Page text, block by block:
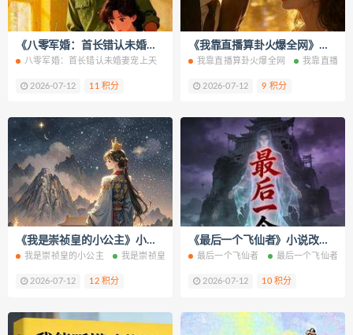
《八零军婚：首长错认未婚妻宠上天》小说改编短剧解说文案 全网独家下载
八零军婚：首长错认未婚妻宠上天 八零军婚：首长错认未婚妻宠上天免费阅读
2026-07-12 11 积分
《我靠直播算卦火爆全网》小说改编短剧解说文案 全网独家下载
我靠直播算卦火爆全网 我靠直播算
2026-07-12 9 积分
《我是崇祯皇的小公主》小说改编短剧解说文案 全网独家下载
我是崇祯皇的小公主 我是崇祯皇的小公主免费阅读 我是崇祯皇的小公主最新
2026-07-12 12 积分
《最后一个飞仙者》小说改编短剧解说文案 全网独家下载
最后一个飞仙者 最后一个飞仙者免
2026-07-12 10 积分